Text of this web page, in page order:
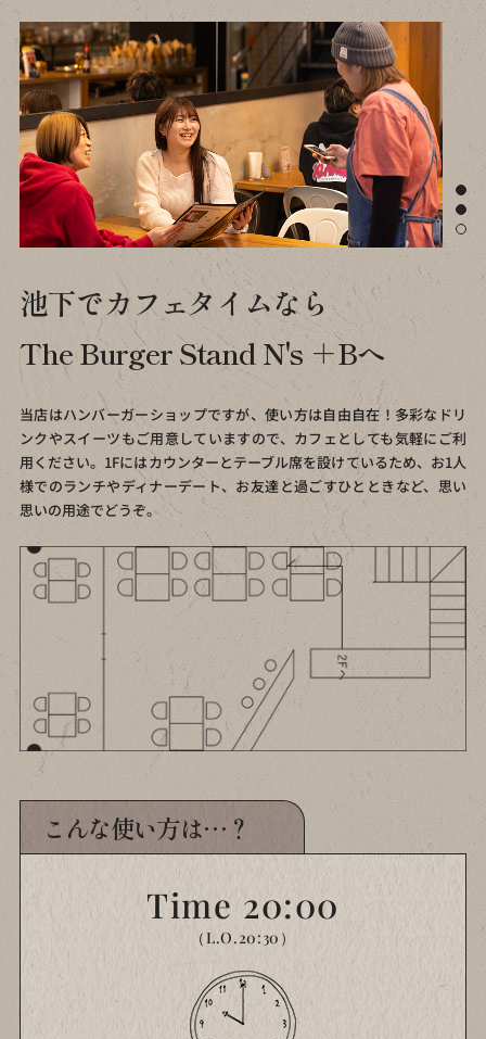
池下でカフェタイムなら
The Burger Stand N's ＋Bへ
当店はハンバーガーショップですが、使い方は自由自在！ 多彩なドリ
ンクやスイーツもご用意していますので、 カフェとしても気軽にご利
用ください。 1Fにはカウンターとテーブル席を設けているため、 お1人
様でのランチやディナーデート、お友達と過ごすひとときなど、思い
思いの用途でどうぞ。
こんな使い方は…？
Time 20:00
（L.O.20:30）